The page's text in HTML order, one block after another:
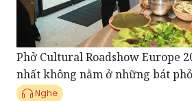
Phở Cultural Roadshow Europe
nhất không nằm ở những bát
Nghe